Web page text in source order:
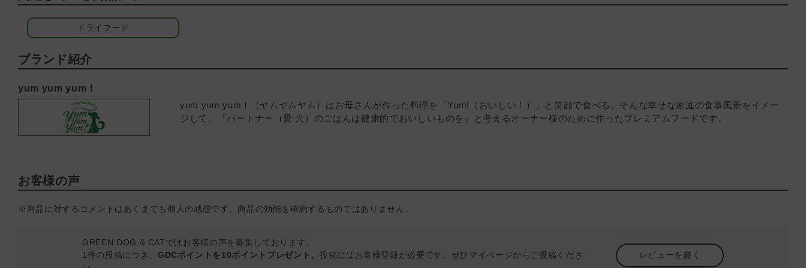
ドライフード
ブランド紹介
yum yum yum！
yum yum yum！（ヤムヤムヤム）はお母さんが作った料理を「Yum!（おいしい！）」と笑顔で食べる。そんな幸せな家庭の食事風景をイメー
ジして、『パートナー（愛 犬）のごはんは健康的でおいしいものを』と考えるオーナー様のために作ったプレミアムフードです。
お客様の声
※商品に対するコメントはあくまでも個人の感想です。商品の効能を確約するものではありません。
GREEN DOG & CATではお客様の声を募集しております。
1件の投稿につき、 GDCポイントを10ポイントプレゼント。 投稿にはお客様登録が必要です。ぜひマイページからご投稿くださ
レビューを書く